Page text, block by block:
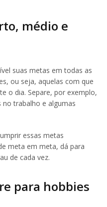
médio e
suas metas em todas as
ou seja, aquelas com que
o dia. Separe, por exemplo,
no trabalho e algumas
essas metas
meta em meta, dá para
de cada vez.
para hobbies